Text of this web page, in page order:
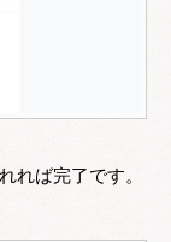
れば完了です。